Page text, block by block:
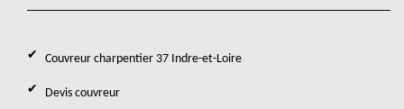
Couvreur charpentier 37 Indre-et-Loire
Devis couvreur